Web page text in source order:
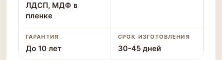
ЛДСП, МДФ в
пленке
ГАРАНТИЯ
До 10 лет
СРОК ИЗГОТОВЛЕНИЯ
30-45 дней